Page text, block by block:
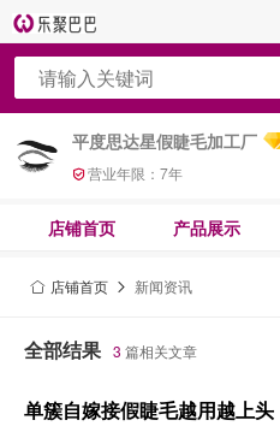
平度思达星假睫毛加工厂
营业年限： 7年
店铺首页 产品展示
店铺首页 新闻资讯
全部结果 3 篇相关文章
单簇自嫁接假睫毛越用越上头